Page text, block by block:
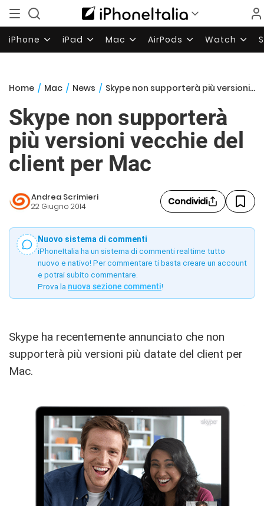
iPhone iPad Mac AirPods Watch
Home / Mac / News / Skype non supporterà più versioni vecchie del client per Mac
Skype non supporterà
più versioni vecchie del
client per Mac
Andrea Scrimieri
22 Giugno 2014 Condividi
Nuovo sistema di commenti
iPhoneItalia ha un sistema di commenti realtime tutto
nuovo e nativo! Per commentare ti basta creare un account
e potrai subito commentare.
Prova la nuova sezione commenti!
Skype ha recentemente annunciato che non
supporterà più versioni più datate del client per
Mac.